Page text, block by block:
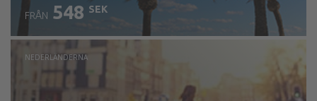
FRÅN 548 SEK
NEDERLÄNDERNA